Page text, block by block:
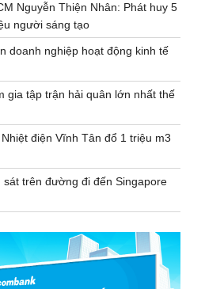
Nguyễn Thiện Nhân: Phát huy 5
người sáng tạo
doanh nghiệp hoạt động kinh tế
gia tập trận hải quân lớn nhất thế
điện Vĩnh Tân đổ 1 triệu m3
sát trên đường đi đến Singapore